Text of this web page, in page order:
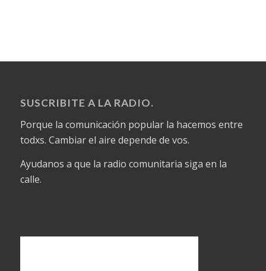
SUSCRIBITE A LA RADIO.
Porque la comunicación popular la hacemos entre
todxs. Cambiar el aire depende de vos.
Ayudanos a que la radio comunitaria siga en la
calle.